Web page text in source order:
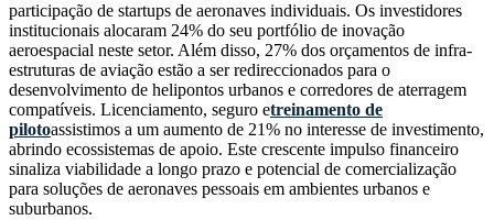
participação de startups de aeronaves individuais. Os investidores
institucionais alocaram 24% do seu portfólio de inovação
aeroespacial neste setor. Além disso, 27% dos orçamentos de infra-
estruturas de aviação estão a ser redireccionados para o
desenvolvimento de helipontos urbanos e corredores de aterragem
compatíveis. Licenciamento, seguro etreinamento de
pilotoassistimos a um aumento de 21% no interesse de investimento,
abrindo ecossistemas de apoio. Este crescente impulso financeiro
sinaliza viabilidade a longo prazo e potencial de comercialização
para soluções de aeronaves pessoais em ambientes urbanos e
suburbanos.